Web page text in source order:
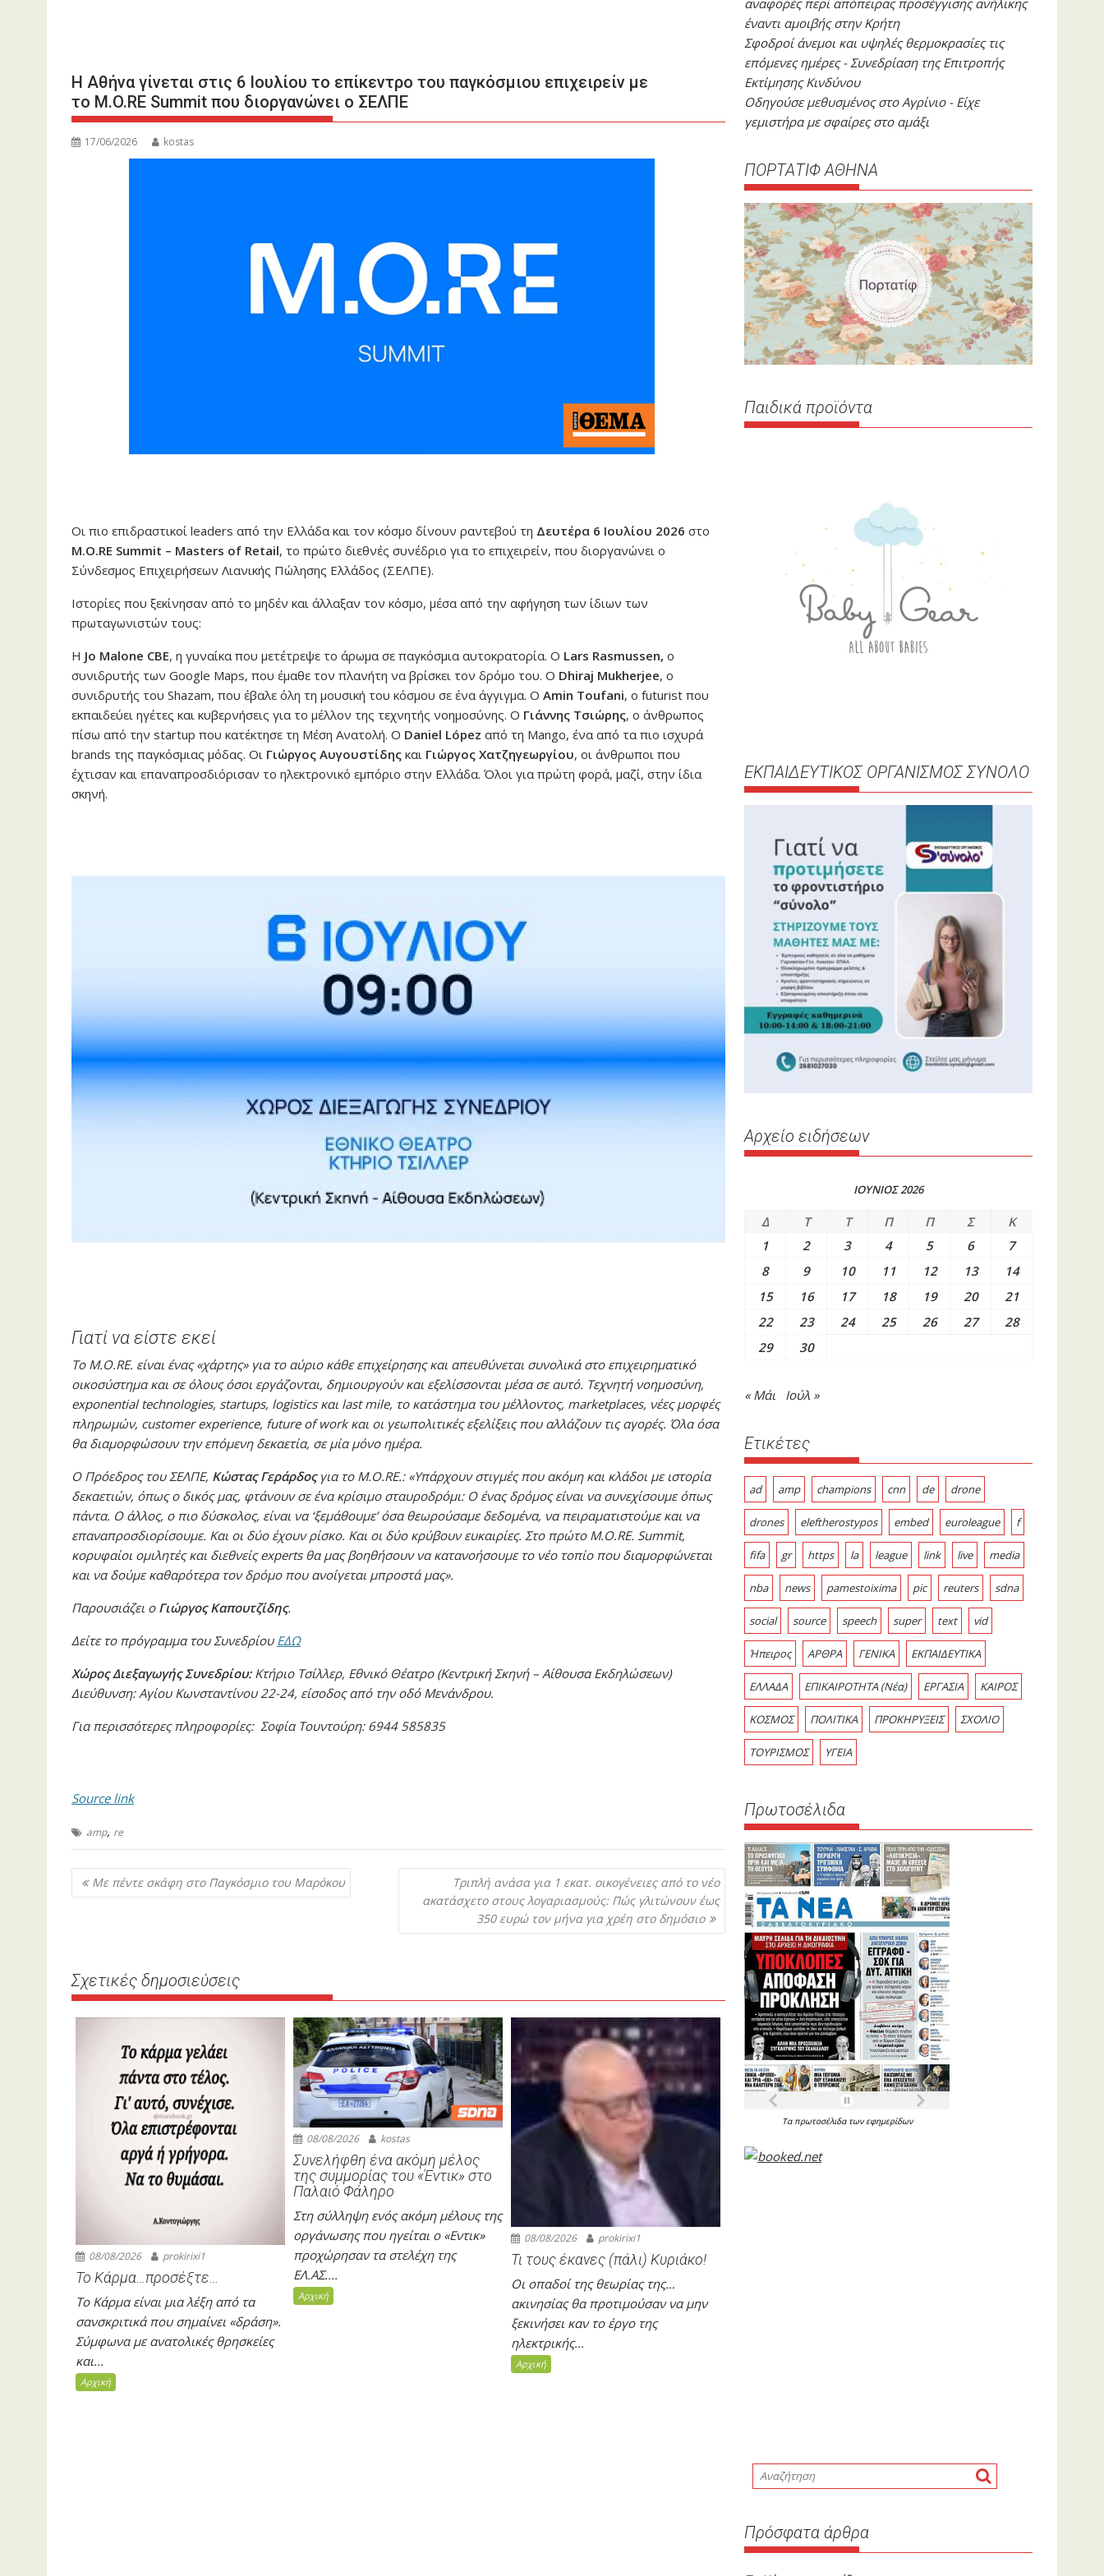
Η Αθήνα γίνεται στις 6 Ιουλίου το επίκεντρο του παγκόσμιου επιχειρείν με
το M.O.RE Summit που διοργανώνει ο ΣΕΛΠΕ
17/06/2026 kostas
Οι πιο επιδραστικοί leaders από την Ελλάδα και τον κόσμο δίνουν ραντεβού τη Δευτέρα 6 Ιουλίου 2026 στο
M.O.RE Summit – Masters of Retail, το πρώτο διεθνές συνέδριο για το επιχειρείν, που διοργανώνει ο
Σύνδεσμος Επιχειρήσεων Λιανικής Πώλησης Ελλάδος (ΣΕΛΠΕ).
Ιστορίες που ξεκίνησαν από το μηδέν και άλλαξαν τον κόσμο, μέσα από την αφήγηση των ίδιων των
πρωταγωνιστών τους:
Η Jo Malone CBE, η γυναίκα που μετέτρεψε το άρωμα σε παγκόσμια αυτοκρατορία. Ο Lars Rasmussen, ο
συνιδρυτής των Google Maps, που έμαθε τον πλανήτη να βρίσκει τον δρόμο του. Ο Dhiraj Mukherjee, ο
συνιδρυτής του Shazam, που έβαλε όλη τη μουσική του κόσμου σε ένα άγγιγμα. Ο Amin Toufani, ο futurist που
εκπαιδεύει ηγέτες και κυβερνήσεις για το μέλλον της τεχνητής νοημοσύνης. Ο Γιάννης Τσιώρης, ο άνθρωπος
πίσω από την startup που κατέκτησε τη Μέση Ανατολή. Ο Daniel López από τη Mango, ένα από τα πιο ισχυρά
brands της παγκόσμιας μόδας. Οι Γιώργος Αυγουστίδης και Γιώργος Χατζηγεωργίου, οι άνθρωποι που
έχτισαν και επαναπροσδιόρισαν το ηλεκτρονικό εμπόριο στην Ελλάδα. Όλοι για πρώτη φορά, μαζί, στην ίδια
σκηνή.
Γιατί να είστε εκεί
Το M.O.RE. είναι ένας «χάρτης» για το αύριο κάθε επιχείρησης και απευθύνεται συνολικά στο επιχειρηματικό
οικοσύστημα και σε όλους όσοι εργάζονται, δημιουργούν και εξελίσσονται μέσα σε αυτό. Τεχνητή νοημοσύνη,
exponential technologies, startups, logistics και last mile, το κατάστημα του μέλλοντος, marketplaces, νέες μορφές
πληρωμών, customer experience, future of work και οι γεωπολιτικές εξελίξεις που αλλάζουν τις αγορές. Όλα όσα
θα διαμορφώσουν την επόμενη δεκαετία, σε μία μόνο ημέρα.
O Πρόεδρος του ΣΕΛΠΕ, Κώστας Γεράρδοςγια το M.O.RE.: «Υπάρχουν στιγμές που ακόμη και κλάδοι με ιστορία
δεκαετιών, όπως ο δικός μας, φτάνουν σε ένα κρίσιμο σταυροδρόμι: Ο ένας δρόμος είναι να συνεχίσουμε όπως
πάντα. Ο άλλος, ο πιο δύσκολος, είναι να ‘ξεμάθουμε’ όσα θεωρούσαμε δεδομένα, να πειραματιστούμε και να
επαναπροσδιορίσουμε. Και οι δύο έχουν ρίσκο. Και οι δύο κρύβουν ευκαιρίες. Στο πρώτο M.O.RE. Summit,
κορυφαίοι ομιλητές και διεθνείς experts θα μας βοηθήσουν να κατανοήσουμε το νέο τοπίο που διαμορφώνεται
και να δούμε καθαρότερα τον δρόμο που ανοίγεται μπροστά μας».
Παρουσιάζει ο Γιώργος Καπουτζίδης.
Δείτε το πρόγραμμα του Συνεδρίου ΕΔΩ
Χώρος Διεξαγωγής Συνεδρίου: Κτήριο Τσίλλερ, Εθνικό Θέατρο (Κεντρική Σκηνή – Αίθουσα Εκδηλώσεων)
Διεύθυνση: Αγίου Κωνσταντίνου 22-24, είσοδος από την οδό Μενάνδρου.
Για περισσότερες πληροφορίες: Σοφία Τουντούρη: 6944 585835
Source link
amp, re
Πλοήγηση
άρθρων
Με πέντε σκάφη στο Παγκόσμιο του Μαρόκου
Τριπλή ανάσα για 1 εκατ. οικογένειες από το νέο
ακατάσχετο στους λογαριασμούς: Πώς γλιτώνουν έως
350 ευρώ τον μήνα για χρέη στο δημόσιο
Σχετικές δημοσιεύσεις
08/08/2026 prokirixi1
Το Κάρμα…προσέξτε…
Το Κάρμα είναι μια λέξη από τα
σανσκριτικά που σημαίνει «δράση».
Σύμφωνα με ανατολικές θρησκείες
και...
Αρχική
08/08/2026 kostas
Συνελήφθη ένα ακόμη μέλος
της συμμορίας του «Έντικ» στο
Παλαιό Φάληρο
Στη σύλληψη ενός ακόμη μέλους της
οργάνωσης που ηγείται ο «Εντικ»
προχώρησαν τα στελέχη της
ΕΛ.ΑΣ....
Αρχική
08/08/2026 prokirixi1
Τι τους έκανες (πάλι) Κυριάκο!
Οι οπαδοί της θεωρίας της…
ακινησίας θα προτιμούσαν να μην
ξεκινήσει καν το έργο της
ηλεκτρικής...
Αρχική
αναφορές περί απόπειρας προσέγγισης ανήλικης
έναντι αμοιβής στην Κρήτη
Σφοδροί άνεμοι και υψηλές θερμοκρασίες τις
επόμενες ημέρες - Συνεδρίαση της Επιτροπής
Εκτίμησης Κινδύνου
Οδηγούσε μεθυσμένος στο Αγρίνιο - Είχε
γεμιστήρα με σφαίρες στο αμάξι
ΠΟΡΤΑΤΙΦ ΑΘΗΝΑ
Παιδικά προϊόντα
ΕΚΠΑΙΔΕΥΤΙΚΟΣ ΟΡΓΑΝΙΣΜΟΣ ΣΥΝΟΛΟ
Αρχείο ειδήσεων
ΙΟΥΝΙΟΣ 2026
Δ Τ Τ Π Π Σ
Κ
1
2 3 4 5 6
7
8
9 10 11 12 13
14
15
16 17 18 19 20
21
22
23 24 25 26 27
28
29
30
« Μάι Ιούλ »
Ετικέτες
ad amp champions cnn de drone
drones eleftherostypos embed euroleague f
fifa gr https la league link live media
nba news pamestoixima pic reuters sdna
social source speech super text vid
Ήπειρος ΑΡΘΡΑ ΓΕΝΙΚΑ ΕΚΠΑΙΔΕΥΤΙΚΑ
ΕΛΛΑΔΑ ΕΠΙΚΑΙΡΟΤΗΤΑ (Νέα) ΕΡΓΑΣΙΑ ΚΑΙΡΟΣ
ΚΟΣΜΟΣ ΠΟΛΙΤΙΚΑ ΠΡΟΚΗΡΥΞΕΙΣ ΣΧΟΛΙΟ
ΤΟΥΡΙΣΜΟΣ ΥΓΕΙΑ
Πρωτοσέλιδα
Τα πρωτοσέλιδα τωνεφημερίδων
Πρόσφατα άρθρα